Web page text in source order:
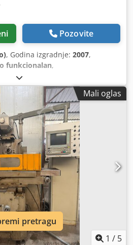
Pozovite
, Godina izgradnje: 2007,
funkcionalan,
Mali oglas
1 / 5
pretragu